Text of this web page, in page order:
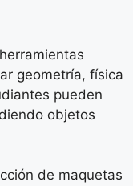
geometría, física
pueden
objetos
de maquetas